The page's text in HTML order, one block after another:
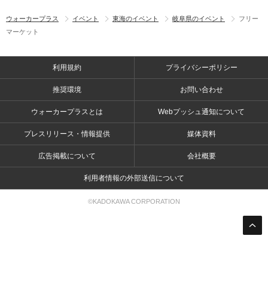
ウォーカープラス イベント 東海のイベント 岐阜県のイベント
フリー
マーケット
利用規約 プライバシーポリシー
推奨環境 お問い合わせ
ウォーカープラスとは Webプッシュ通知について
プレスリリース・情報提供 媒体資料
広告掲載について 会社概要
利用者情報の外部送信について
©KADOKAWA CORPORATION